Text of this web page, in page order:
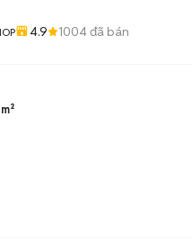
4.9 1004đã bán